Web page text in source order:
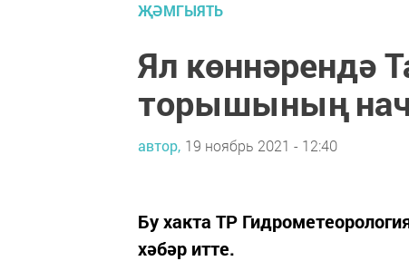
ҖӘМГЫЯТЬ
Ял көннәрендә
торышының
автор, 19 ноябрь 2021 - 12:40
Бу хакта ТР
хәбәр итте.